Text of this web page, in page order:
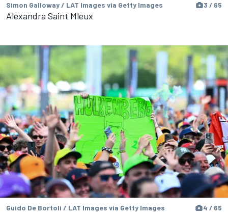
Simon Galloway / LAT Images via Getty Images 3 / 65
Alexandra Saint Mleux
Guido De Bortoli / LAT Images via Getty Images 4 / 65